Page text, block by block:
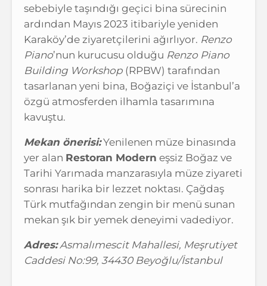
sebebiyle taşındığı geçici bina sürecinin
ardından Mayıs 2023 itibariyle yeniden
Karaköy’de ziyaretçilerini ağırlıyor. Renzo
Piano’nun kurucusu olduğu Renzo Piano
Building Workshop (RPBW) tarafından
tasarlanan yeni bina, Boğaziçi ve İstanbul’a
özgü atmosferden ilhamla tasarımına
kavuştu.
Mekan önerisi:Yenilenen müze binasında
yer alan Restoran Modern eşsiz Boğaz ve
Tarihi Yarımada manzarasıyla müze ziyareti
sonrası harika bir lezzet noktası. Çağdaş
Türk mutfağından zengin bir menü sunan
mekan şık bir yemek deneyimi vadediyor.
Adres:Asmalımescit Mahallesi, Meşrutiyet
Caddesi No:99, 34430 Beyoğlu/İstanbul